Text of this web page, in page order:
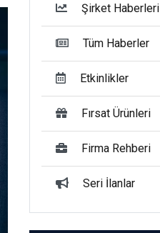
Şirket Haberleri
Tüm Haberler
Etkinlikler
Fırsat Ürünleri
Firma Rehberi
Seri İlanlar